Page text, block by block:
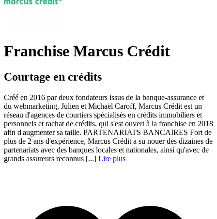
Franchise Marcus Crédit
Courtage en crédits
Créé en 2016 par deux fondateurs issus de la banque-assurance et
du webmarketing, Julien et Michaël Caroff, Marcus Crédit est un
réseau d'agences de courtiers spécialisés en crédits immobiliers et
personnels et rachat de crédits, qui s'est ouvert à la franchise en 2018
afin d'augmenter sa taille. PARTENARIATS BANCAIRES Fort de
plus de 2 ans d'expérience, Marcus Crédit a su nouer des dizaines de
partenariats avec des banques locales et nationales, ainsi qu'avec de
grands assureurs reconnus [...] Lire plus